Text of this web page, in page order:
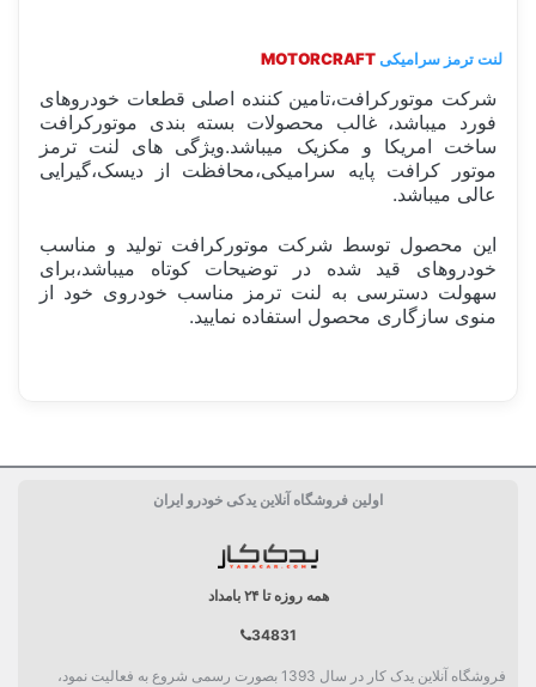
لنت ترمز سرامیکیMOTORCRAFT
شرکت موتورکرافت،تامین کننده اصلی قطعات خودروهای
فورد میباشد، غالب محصولات بسته بندی موتورکرافت
ساخت امریکا و مکزیک میباشد.ویژگی های لنت ترمز
موتور کرافت پایه سرامیکی،محافظت از دیسک،گیرایی
عالی میباشد.
این محصول توسط شرکت موتورکرافت تولید و مناسب
خودروهای قید شده در توضیحات کوتاه میباشد،برای
سهولت دسترسی به لنت ترمز مناسب خودروی خود از
منوی سازگاری محصول استفاده نمایید.
مشخصات فنی لنت فاقد آزبت, سرامیکی
سیستم ترمز
اولین فروشگاه آنلاین یدکی خودرو ایران
همه روزه تا ۲۴ بامداد
34831
فروشگاه آنلاین یدک کار در سال 1393 بصورت رسمی شروع به فعالیت نمود،